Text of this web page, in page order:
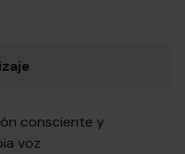
consciente y
voz